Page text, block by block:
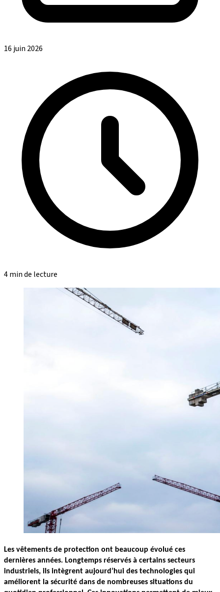
16 juin 2026
4 min de lecture
Les vêtements de protection ont beaucoup évolué ces
dernières années. Longtemps réservés à certains secteurs
industriels, ils intègrent aujourd’hui des technologies qui
améliorent la sécurité dans de nombreuses situations du